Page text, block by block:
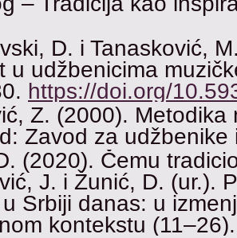
D. i Tanasković,
u udžbenicima
https://doi.org/
Z. (2000). Metodika
Zavod za
(2020). Čemu
J. i Žunić, D. (ur.).
Srbiji danas: u
kontekstu